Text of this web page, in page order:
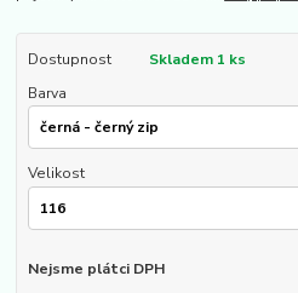
Dostupnost
Skladem 1 ks
Barva
Velikost
Nejsme plátci DPH